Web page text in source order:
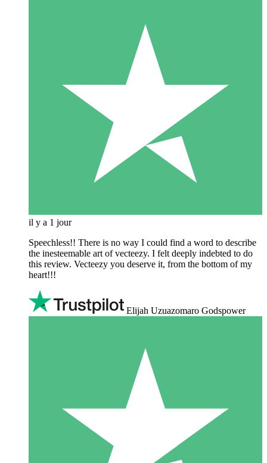
il y a 1 jour
Speechless!! There is no way I could find a word to describe
the inesteemable art of vecteezy. I felt deeply indebted to do
this review. Vecteezy you deserve it, from the bottom of my
heart!!!
Elijah Uzuazomaro Godspower